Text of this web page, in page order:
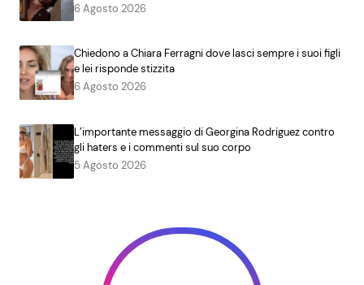
6 Agosto 2026
Chiedono a Chiara Ferragni dove lasci sempre i suoi figli
e lei risponde stizzita
6 Agosto 2026
L’importante messaggio di Georgina Rodriguez contro
gli haters e i commenti sul suo corpo
5 Agosto 2026